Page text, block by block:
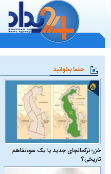
حتما بخوانید
خزر؛ ترکمانچای جدید یا یک سوءتفاهم
تاریخی؟